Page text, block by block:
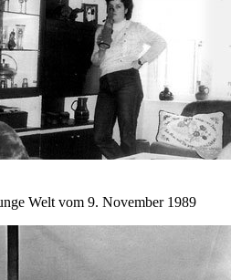
Welt vom 9. November 1989